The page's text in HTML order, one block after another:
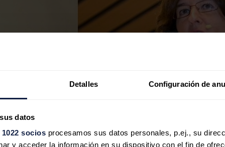
Detalles Configuración de
datos
socios procesamos sus datos personales, p.ej., su
y acceder la información en su dispositivo con el fin de
incorporación de la mujer a la alta dirección